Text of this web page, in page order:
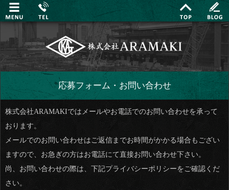
応募フォーム・お問い合わせ
株式会社ARAMAKIではメールやお電話でのお問い合わせを承って
おります。
メールでのお問い合わせはご返信までお時間がかかる場合もござい
ますので、お急ぎの方はお電話にて直接お問い合わせ下さい。
尚、お問い合わせの際は、下記プライバシーポリシーをご確認くだ
さい。